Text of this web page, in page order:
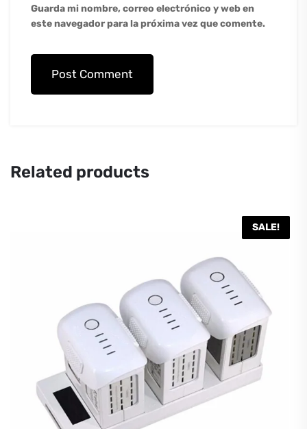
Guarda mi nombre, correo electrónico y web en
este navegador para la próxima vez que comente.
Post Comment
Related products
SALE!